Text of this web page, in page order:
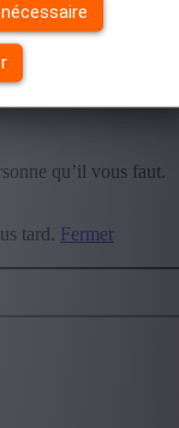
qu’il vous faut.
tard. Fermer